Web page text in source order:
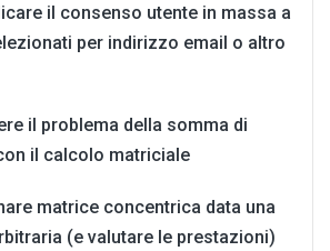
il consenso utente in massa a
per indirizzo email o altro
il problema della somma di
il calcolo matriciale
matrice concentrica data una
(e valutare le prestazioni)